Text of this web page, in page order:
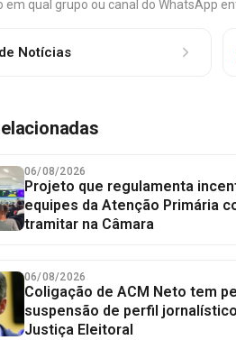
em qual grupo ou canal do WhatsApp
Notícias
06/08/2026
Projeto que regulamenta
equipes da Atenção Primária
tramitar na Câmara
06/08/2026
Coligação de ACM Neto tem
suspensão de perfil
Justiça Eleitoral